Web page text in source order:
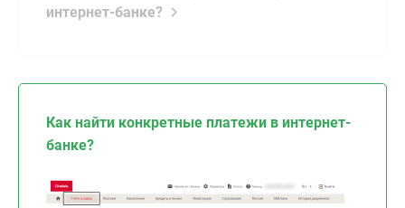
интернет-банке?
Как найти конкретные платежи в интернет-
банке?